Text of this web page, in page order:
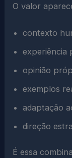
O valor
contexto
experiência
opinião
exemplos
adaptação
direção
É essa